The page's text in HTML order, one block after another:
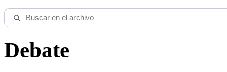
Debate